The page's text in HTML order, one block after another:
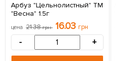
Арбуз "Цельнолистный" ТМ
"Весна" 1.5г
цена 21.38грн 16.03 грн
- +